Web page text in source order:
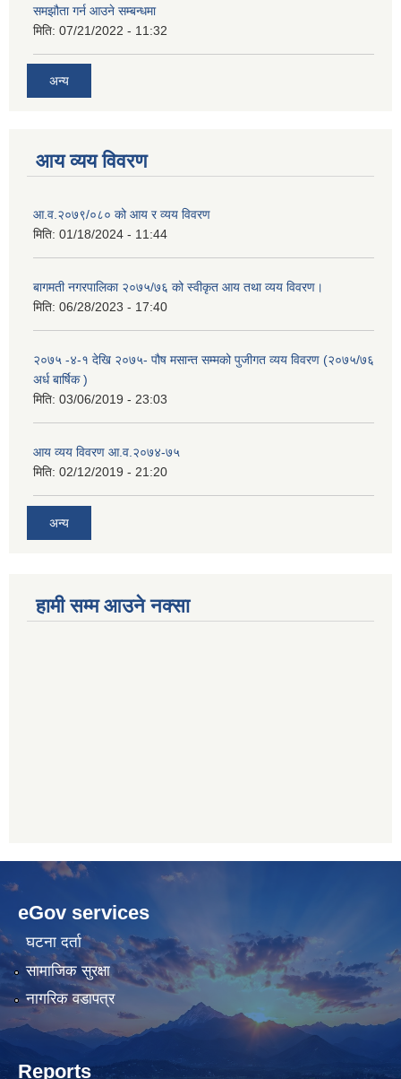
समझौता गर्न आउने सम्बन्धमा
मिति: 07/21/2022 - 11:32
अन्य
आय व्यय विवरण
आ.व.२०७९/०८० को आय र व्यय विवरण
मिति: 01/18/2024 - 11:44
बागमती नगरपालिका २०७५/७६ को स्वीकृत आय तथा व्यय विवरण।
मिति: 06/28/2023 - 17:40
२०७५ -४-१ देखि २०७५- पौष मसान्त सम्मको पुजीगत व्यय विवरण (२०७५/७६
अर्ध बार्षिक )
मिति: 03/06/2019 - 23:03
आय व्यय विवरण आ.व.२०७४-७५
मिति: 02/12/2019 - 21:20
अन्य
हामी सम्म आउने नक्सा
betwild
cratosroyalbet
bahis
siteleri
hdasianporns.net
lunadark.org
bahis
siteleri
eGov services
घटना दर्ता
सामाजिक सुरक्षा
नागरिक वडापत्र
Reports